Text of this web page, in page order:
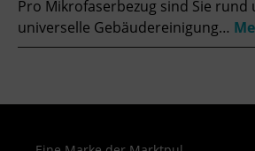
Pro Mikrofaserbezug sind Sie rund
universelle Gebäudereinigung…